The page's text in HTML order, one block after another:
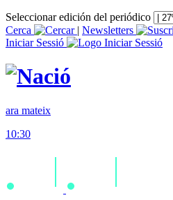
Seleccionar edición del periódico
Cerca
| Newsletters
Iniciar Sessió
ara mateix
10:30